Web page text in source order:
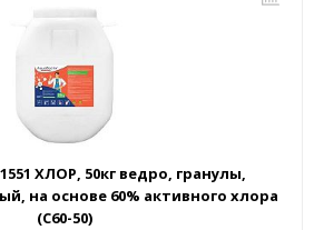
ХЛОР, 50кг ведро, гранулы,
на основе 60% активного хлора
(С60-50)